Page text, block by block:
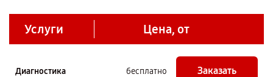
Услуги Цена, от
Диагностика бесплатно Заказать